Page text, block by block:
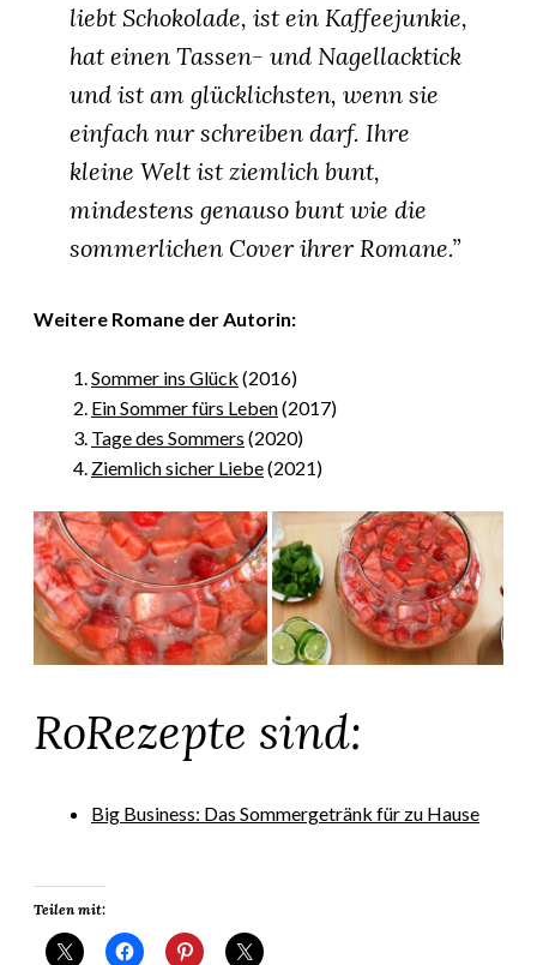
liebt Schokolade, ist ein Kaffeejunkie,
hat einen Tassen- und Nagellacktick
und ist am glücklichsten, wenn sie
einfach nur schreiben darf. Ihre
kleine Welt ist ziemlich bunt,
mindestens genauso bunt wie die
sommerlichen Cover ihrer Romane.”
Weitere Romane der Autorin:
Sommer ins Glück (2016)
Ein Sommer fürs Leben(2017)
Tage des Sommers (2020)
Ziemlich sicher Liebe(2021)
RoRezepte sind:
Big Business: Das Sommergetränk für zu Hause
Teilen mit: